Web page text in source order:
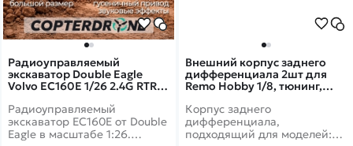
Радиоуправляемый
экскаватор Double Eagle
Volvo EC160E 1/26 2.4G RTR -
Радиоуправляемый
экскаватор EC160E от Double
Eagle в масштабе 1:26.
Внешний корпус заднего
дифференциала 2шт для
Remo Hobby 1/8, тюнинг,
Корпус заднего
дифференциала,
подходящий для моделей: